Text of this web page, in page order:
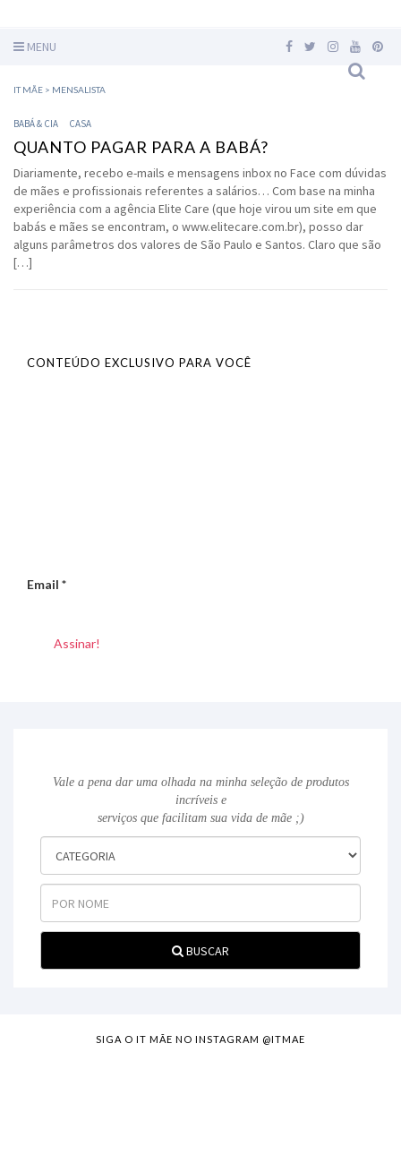
MENU
IT MÃE > MENSALISTA
BABÁ & CIA CASA
QUANTO PAGAR PARA A BABÁ?
Diariamente, recebo e-mails e mensagens inbox no Face com dúvidas
de mães e profissionais referentes a salários… Com base na minha
experiência com a agência Elite Care (que hoje virou um site em que
babás e mães se encontram, o www.elitecare.com.br), posso dar
alguns parâmetros dos valores de São Paulo e Santos. Claro que são
[…]
CONTEÚDO EXCLUSIVO PARA VOCÊ
Email *
Vale a pena dar uma olhada na minha seleção de produtos
incríveis e
serviços que facilitam sua vida de mãe ;)
BUSCAR
SIGA O IT MÃE NO INSTAGRAM @ITMAE